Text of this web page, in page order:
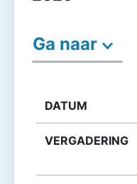
Ga naar
Datum